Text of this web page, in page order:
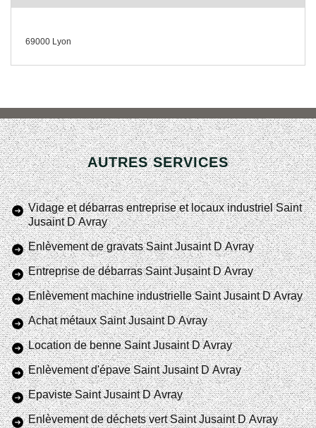
69000 Lyon
AUTRES SERVICES
Vidage et débarras entreprise et locaux industriel Saint
Jusaint D Avray
Enlèvement de gravats Saint Jusaint D Avray
Entreprise de débarras Saint Jusaint D Avray
Enlèvement machine industrielle Saint Jusaint D Avray
Achat métaux Saint Jusaint D Avray
Location de benne Saint Jusaint D Avray
Enlèvement d'épave Saint Jusaint D Avray
Epaviste Saint Jusaint D Avray
Enlèvement de déchets vert Saint Jusaint D Avray